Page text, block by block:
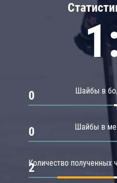
Шайбы в
0
Шайбы в
0
Количество полученных
2